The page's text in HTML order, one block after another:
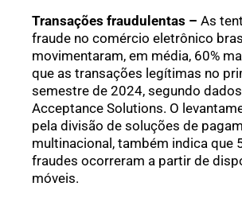
Transações fraudulentas – As
fraude no comércio eletrônico
movimentaram, em média, 60%
que as transações legítimas no
semestre de 2024, segundo
Acceptance Solutions. O
pela divisão de soluções de
multinacional, também indica que
fraudes ocorreram a partir de
móveis.